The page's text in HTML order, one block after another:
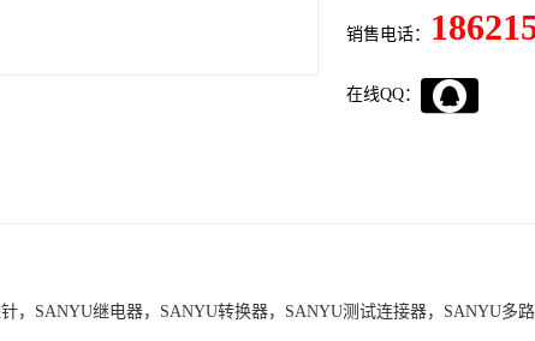
销售电话：
在线QQ：
，SANYU继电器，SANYU转换器，SANYU测试连接器，SANYU多